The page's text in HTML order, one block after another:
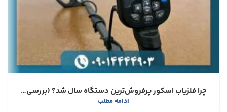
چرا فلزیاب اسکور پرفروش‌ترین دستگاه سال شد؟ (بررسی مزایا و معایب)
ادامه مطلب